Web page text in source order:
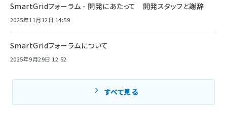
SmartGridフォーラム - 開発にあたって 開発スタッフと謝辞
2025年11月12日 14:59
SmartGridフォーラムについて
2025年9月29日 12:52
すべて見る